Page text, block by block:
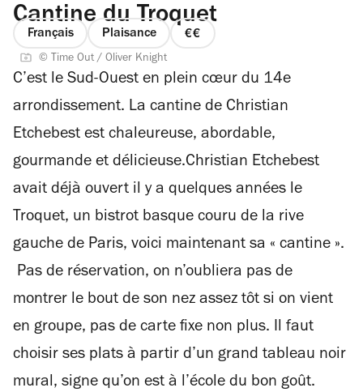
Cantine du Troquet
Français Plaisance
prix
sur
4
© Time Out / Oliver Knight
C’est le Sud-Ouest en plein cœur du 14e
arrondissement. La cantine de Christian
Etchebest est chaleureuse, abordable,
gourmande et délicieuse.Christian Etchebest
avait déjà ouvert il y a quelques années le
Troquet, un bistrot basque couru de la rive
gauche de Paris, voici maintenant sa « cantine ».
Pas de réservation, on n’oubliera pas de
montrer le bout de son nez assez tôt si on vient
en groupe, pas de carte fixe non plus. Il faut
choisir ses plats à partir d’un grand tableau noir
mural, signe qu’on est à l’école du bon goût.